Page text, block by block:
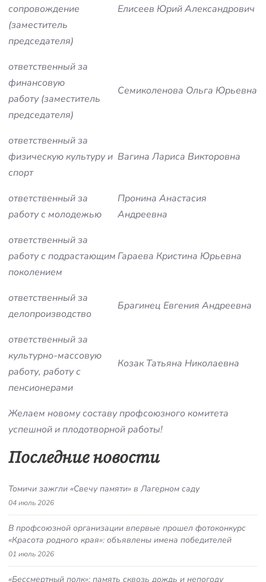
сопровождение
(заместитель
председателя)
Елисеев Юрий Александрович
ответственный за
финансовую
работу (заместитель
председателя)
Семиколенова Ольга Юрьевна
ответственный за
физическую культуру и
спорт
Вагина Лариса Викторовна
ответственный за
работу с молодежью
Пронина Анастасия
Андреевна
ответственный за
работу с подрастающим
поколением
Гараева Кристина Юрьевна
ответственный за
делопроизводство
Брагинец Евгения Андреевна
ответственный за
культурно-массовую
работу, работу с
пенсионерами
Козак Татьяна Николаевна
Желаем новому составу профсоюзного комитета
успешной и плодотворной работы!
Последние новости
Томичи зажгли «Свечу памяти» в Лагерном саду
04 июль 2026
В профсоюзной организации впервые прошел фотоконкурс
«Красота родного края»: объявлены имена победителей
01 июль 2026
«Бессмертный полк»: память сквозь дождь и непогоду